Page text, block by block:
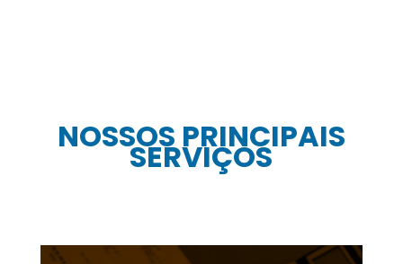
NOSSOS PRINCIPAIS
SERVIÇOS